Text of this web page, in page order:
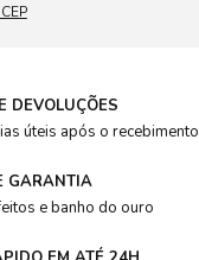
banhado a ouro 18k
DEVOLUÇÕES
úteis após o recebimento
GARANTIA
e banho do ouro